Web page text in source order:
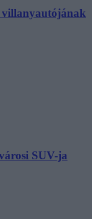
villanyautójának
SUV-ja